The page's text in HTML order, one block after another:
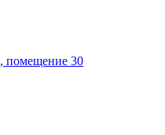
помещение 30